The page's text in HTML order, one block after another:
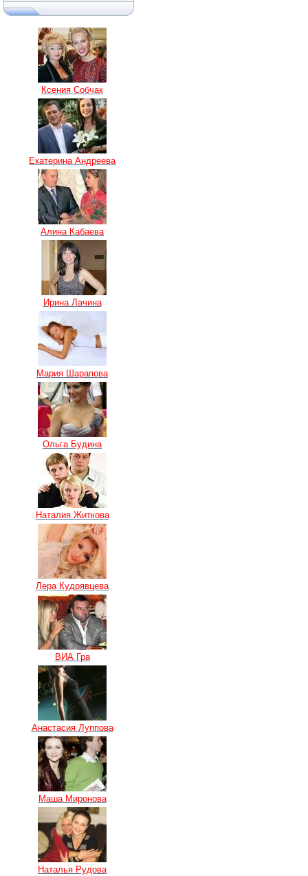
Ксения Собчак
Екатерина Андреева
Алина Кабаева
Ирина Лачина
Мария Шарапова
Ольга Будина
Наталия Житкова
Лера Кудрявцева
ВИА Гра
Анастасия Луппова
Маша Миронова
Наталья Рудова